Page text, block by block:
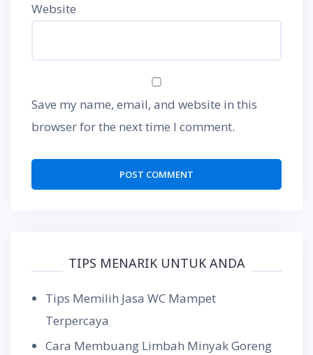
Website
Save my name, email, and website in this
browser for the next time I comment.
TIPS MENARIK UNTUK ANDA
Tips Memilih Jasa WC Mampet
Terpercaya
Cara Membuang Limbah Minyak Goreng